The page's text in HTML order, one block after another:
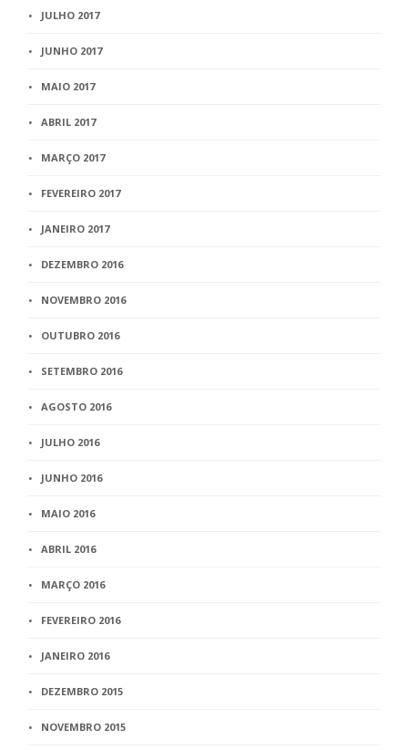
JULHO 2017
JUNHO 2017
MAIO 2017
ABRIL 2017
MARÇO 2017
FEVEREIRO 2017
JANEIRO 2017
DEZEMBRO 2016
NOVEMBRO 2016
OUTUBRO 2016
SETEMBRO 2016
AGOSTO 2016
JULHO 2016
JUNHO 2016
MAIO 2016
ABRIL 2016
MARÇO 2016
FEVEREIRO 2016
JANEIRO 2016
DEZEMBRO 2015
NOVEMBRO 2015